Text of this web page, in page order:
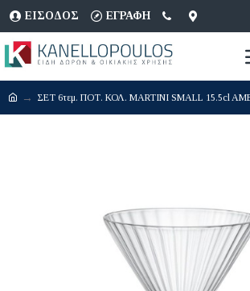
ΕΊΣΟΔΟΣ ΕΓΡΑΦΉ
ΣΕΤ 6τεμ. ΠΟΤ. ΚΟΛ. MARTINI SMALL 15.5cl